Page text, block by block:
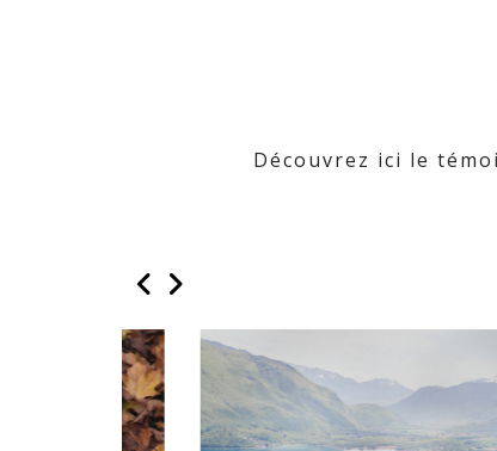
Découvrez ici le